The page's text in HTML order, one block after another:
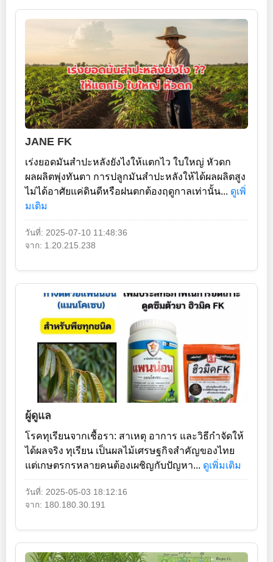
JANE FK
เร่งยอดมันสำปะหลังยังไงให้แตกไว ใบใหญ่ หัวดก
ผลผลิตพุ่งทันตา การปลูกมันสำปะหลังให้ได้ผลผลิตสูง
ไม่ได้อาศัยแค่ดินดีหรือฝนตกต้องฤดูกาลเท่านั้น... ดูเพิ่
มเติม
วันที่: 2025-07-10 11:48:36
จาก: 1.20.215.238
ผู้ดูแล
โรคทุเรียนจากเชื้อรา: สาเหตุ อาการ และวิธีกำจัดให้
ได้ผลจริง ทุเรียน เป็นผลไม้เศรษฐกิจสำคัญของไทย
แต่เกษตรกรหลายคนต้องเผชิญกับปัญหา... ดูเพิ่มเติม
วันที่: 2025-05-03 18:12:16
จาก: 180.180.30.191